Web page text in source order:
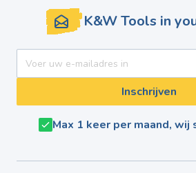
K&W Tools in
Inschrijven
Max 1 keer per maand, wij